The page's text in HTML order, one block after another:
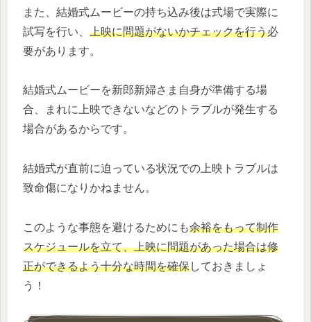
また、結婚式ムービーの持ち込み後は式場で実際に
試写を行い、 上映に問題がないかチェックを行う必
要があります。
結婚式ムービーを新郎新婦さま自身が準備する場
合、まれに上映できないなどのトラブルが発生する
場合があるからです。
結婚式が直前に迫っている状況での上映トラブルは
致命傷になりかねません。
このような事態を避けるためにも余裕をもって制作
スケジュールを立て、上映に問題があった場合は修
正ができるよう十分な時間を確保しておきましょ
う！